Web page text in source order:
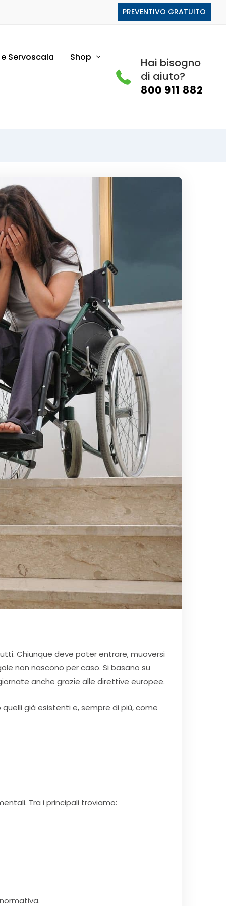
PREVENTIVO GRATUITO
Servoscala Shop
Hai bisogno
di aiuto?
800 911 882
Chiunque deve poter entrare, muoversi
non nascono per caso. Si basano su
anche grazie alle direttive europee.
già esistenti e, sempre di più, come
Tra i principali troviamo: